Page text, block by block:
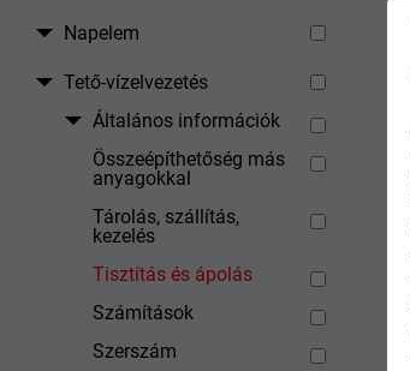
Napelem
Tető-vízelvezetés
Általános információk
Összeépíthetőség más
anyagokkal
Tárolás, szállítás,
kezelés
Tisztítás és ápolás
Számítások
Szerszám